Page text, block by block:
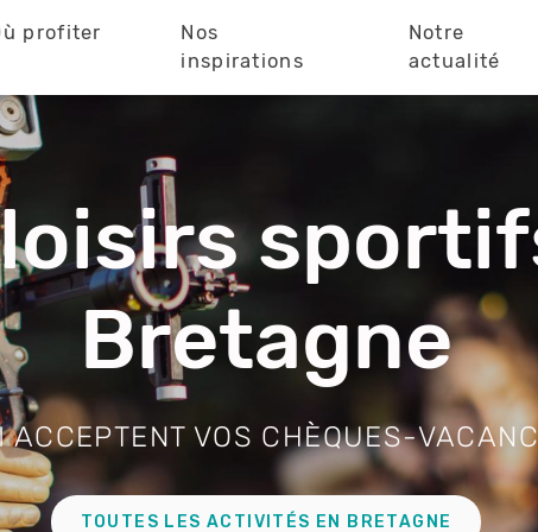
profiter
Nos
inspirations
Notre
actualité
Bretagne
ACCEPTENT VOS CHÈQUES-
TOUTES LES ACTIVITÉS EN BRETAGNE